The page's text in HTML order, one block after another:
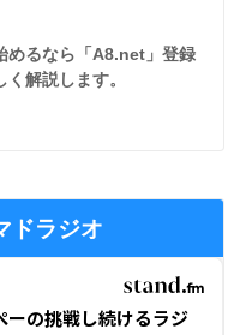
めるなら「A8.net」登録
解説します。
ドラジオ